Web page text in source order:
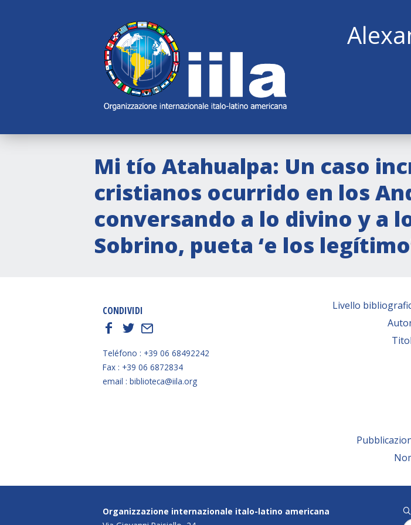
Mi tío Atahualpa: Un caso
cristianos ocurrido en los
conversando a lo divino y a
Sobrino, pueta ‘e los
Livello
CONDIVIDI
f
t E
Teléfono : +39 06 68492242
Fax : +39 06 6872834
email : biblioteca@iila.org
Organizzazione internazionale italo-latino americana
q